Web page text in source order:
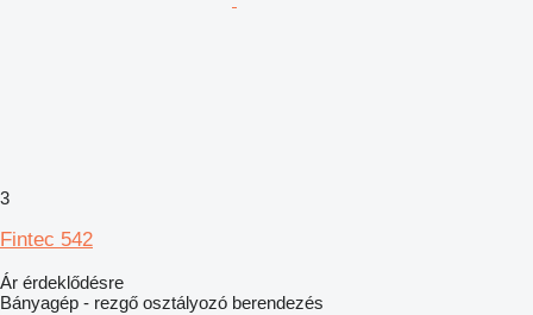
3
Fintec 542
Ár érdeklődésre
Bányagép - rezgő osztályozó berendezés